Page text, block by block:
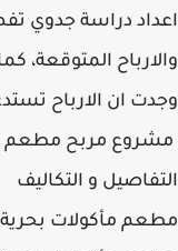
اعداد دراسة جدوي
والارباح المتوقعة،
وجدت ان الارباح
مشروع مربح مطعم
التفاصيل و التكاليف
مطعم مأكولات بحرية